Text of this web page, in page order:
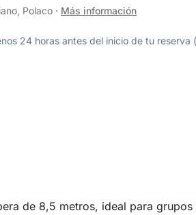
Polaco · Más información
24 horas antes del inicio de tu reserva
de 8,5 metros, ideal para